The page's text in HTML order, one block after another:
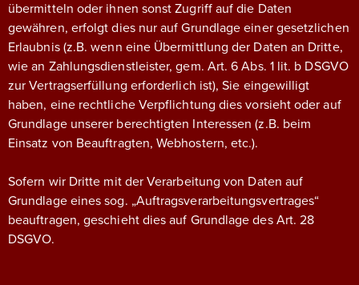
übermitteln oder ihnen sonst Zugriff auf die Daten
gewähren, erfolgt dies nur auf Grundlage einer gesetzlichen
Erlaubnis (z.B. wenn eine Übermittlung der Daten an Dritte,
wie an Zahlungsdienstleister, gem. Art. 6 Abs. 1 lit. b DSGVO
zur Vertragserfüllung erforderlich ist), Sie eingewilligt
haben, eine rechtliche Verpflichtung dies vorsieht oder auf
Grundlage unserer berechtigten Interessen (z.B. beim
Einsatz von Beauftragten, Webhostern, etc.).
Sofern wir Dritte mit der Verarbeitung von Daten auf
Grundlage eines sog. „Auftragsverarbeitungsvertrages“
beauftragen, geschieht dies auf Grundlage des Art. 28
DSGVO.